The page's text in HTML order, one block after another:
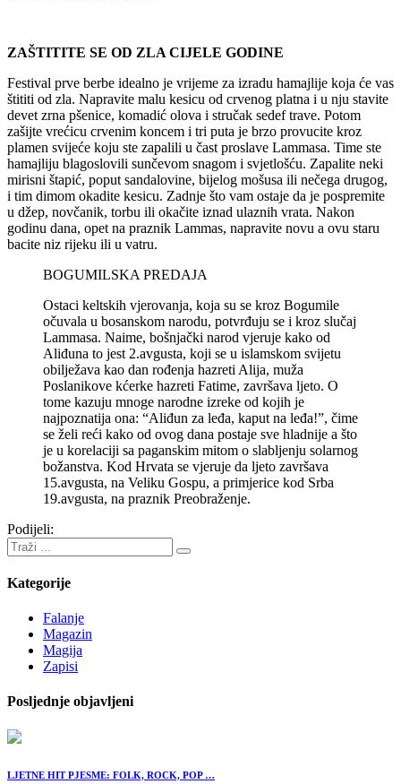
ZAŠTITITE SE OD ZLA CIJELE GODINE
Festival prve berbe idealno je vrijeme za izradu hamajlije koja će vas
štititi od zla. Napravite malu kesicu od crvenog platna i u nju stavite
devet zrna pšenice, komadić olova i stručak sedef trave. Potom
zašijte vrećicu crvenim koncem i tri puta je brzo provucite kroz
plamen svijeće koju ste zapalili u čast proslave Lammasa. Time ste
hamajliju blagoslovili sunčevom snagom i svjetlošću. Zapalite neki
mirisni štapić, poput sandalovine, bijelog mošusa ili nečega drugog,
i tim dimom okadite kesicu. Zadnje što vam ostaje da je pospremite
u džep, novčanik, torbu ili okačite iznad ulaznih vrata. Nakon
godinu dana, opet na praznik Lammas, napravite novu a ovu staru
bacite niz rijeku ili u vatru.
BOGUMILSKA PREDAJA
Ostaci keltskih vjerovanja, koja su se kroz Bogumile
očuvala u bosanskom narodu, potvrđuju se i kroz slučaj
Lammasa. Naime, bošnjački narod vjeruje kako od
Aliđuna to jest 2.avgusta, koji se u islamskom svijetu
obilježava kao dan rođenja hazreti Alija, muža
Poslanikove kćerke hazreti Fatime, završava ljeto. O
tome kazuju mnoge narodne izreke od kojih je
najpoznatija ona: “Aliđun za leđa, kaput na leđa!”, čime
se želi reći kako od ovog dana postaje sve hladnije a što
je u korelaciji sa paganskim mitom o slabljenju solarnog
božanstva. Kod Hrvata se vjeruje da ljeto završava
15.avgusta, na Veliku Gospu, a primjerice kod Srba
19.avgusta, na praznik Preobraženje.
Podijeli:
Kategorije
Falanje
Magazin
Magija
Zapisi
Posljednje objavljeni
LJETNE HIT PJESME: FOLK, ROCK, POP …